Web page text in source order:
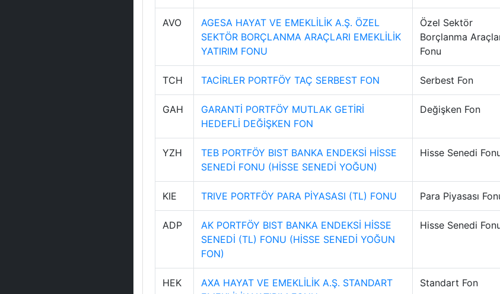
AVO
AGESA HAYAT VE EMEKLİLİK A.Ş. ÖZEL
SEKTÖR BORÇLANMA ARAÇLARI EMEKLİLİK
YATIRIM FONU
Özel Sektör
Borçlanma
Fonu
TCH TACİRLER PORTFÖY TAÇ SERBEST FON Serbest Fon
GAH
GARANTİ PORTFÖY MUTLAK GETİRİ
HEDEFLİ DEĞİŞKEN FON
Değişken Fon
YZH
TEB PORTFÖY BIST BANKA ENDEKSİ HİSSE
SENEDİ FONU (HİSSE SENEDİ YOĞUN)
Hisse Senedi
KIE TRIVE PORTFÖY PARA PİYASASI (TL) FONU Para Piyasası
ADP
AK PORTFÖY BIST BANKA ENDEKSİ HİSSE
SENEDİ (TL) FONU (HİSSE SENEDİ YOĞUN
FON)
Hisse Senedi
HEK
AXA HAYAT VE EMEKLİLİK A.Ş. STANDART
Standart Fon